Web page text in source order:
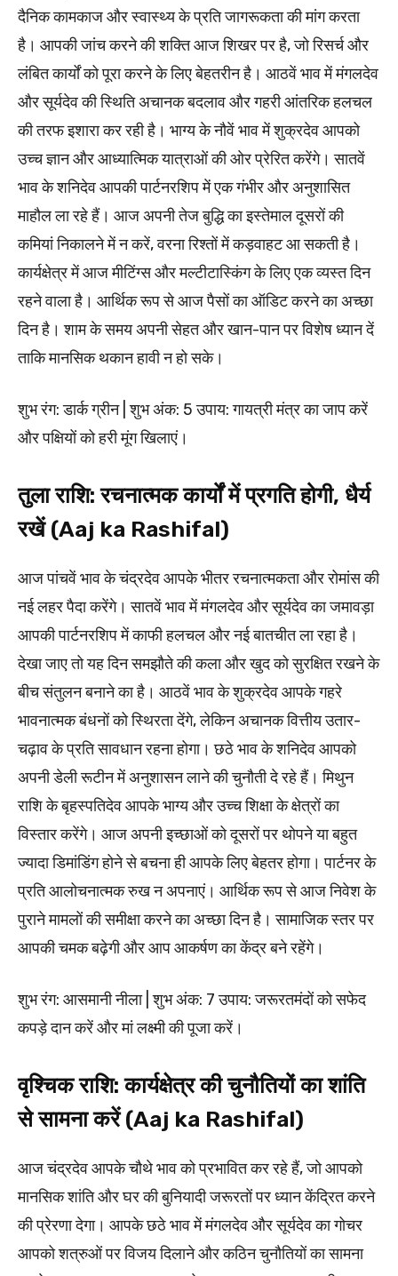
दैनिक कामकाज और स्वास्थ्य के प्रति जागरूकता की मांग करता
है। आपकी जांच करने की शक्ति आज शिखर पर है, जो रिसर्च और
लंबित कार्यों को पूरा करने के लिए बेहतरीन है। आठवें भाव में मंगलदेव
और सूर्यदेव की स्थिति अचानक बदलाव और गहरी आंतरिक हलचल
की तरफ इशारा कर रही है। भाग्य के नौवें भाव में शुक्रदेव आपको
उच्च ज्ञान और आध्यात्मिक यात्राओं की ओर प्रेरित करेंगे। सातवें
भाव के शनिदेव आपकी पार्टनरशिप में एक गंभीर और अनुशासित
माहौल ला रहे हैं। आज अपनी तेज बुद्धि का इस्तेमाल दूसरों की
कमियां निकालने में न करें, वरना रिश्तों में कड़वाहट आ सकती है।
कार्यक्षेत्र में आज मीटिंग्स और मल्टीटास्किंग के लिए एक व्यस्त दिन
रहने वाला है। आर्थिक रूप से आज पैसों का ऑडिट करने का अच्छा
दिन है। शाम के समय अपनी सेहत और खान-पान पर विशेष ध्यान दें
ताकि मानसिक थकान हावी न हो सके।
शुभ रंग: डार्क ग्रीन | शुभ अंक: 5 उपाय: गायत्री मंत्र का जाप करें
और पक्षियों को हरी मूंग खिलाएं।
तुला राशि: रचनात्मक कार्यों में प्रगति होगी, धैर्य
रखें (Aaj ka Rashifal)
आज पांचवें भाव के चंद्रदेव आपके भीतर रचनात्मकता और रोमांस की
नई लहर पैदा करेंगे। सातवें भाव में मंगलदेव और सूर्यदेव का जमावड़ा
आपकी पार्टनरशिप में काफी हलचल और नई बातचीत ला रहा है।
देखा जाए तो यह दिन समझौते की कला और खुद को सुरक्षित रखने के
बीच संतुलन बनाने का है। आठवें भाव के शुक्रदेव आपके गहरे
भावनात्मक बंधनों को स्थिरता देंगे, लेकिन अचानक वित्तीय उतार-
चढ़ाव के प्रति सावधान रहना होगा। छठे भाव के शनिदेव आपको
अपनी डेली रूटीन में अनुशासन लाने की चुनौती दे रहे हैं। मिथुन
राशि के बृहस्पतिदेव आपके भाग्य और उच्च शिक्षा के क्षेत्रों का
विस्तार करेंगे। आज अपनी इच्छाओं को दूसरों पर थोपने या बहुत
ज्यादा डिमांडिंग होने से बचना ही आपके लिए बेहतर होगा। पार्टनर के
प्रति आलोचनात्मक रुख न अपनाएं। आर्थिक रूप से आज निवेश के
पुराने मामलों की समीक्षा करने का अच्छा दिन है। सामाजिक स्तर पर
आपकी चमक बढ़ेगी और आप आकर्षण का केंद्र बने रहेंगे।
शुभ रंग: आसमानी नीला | शुभ अंक: 7 उपाय: जरूरतमंदों को सफेद
कपड़े दान करें और मां लक्ष्मी की पूजा करें।
वृश्चिक राशि: कार्यक्षेत्र की चुनौतियों का शांति
से सामना करें (Aaj ka Rashifal)
आज चंद्रदेव आपके चौथे भाव को प्रभावित कर रहे हैं, जो आपको
मानसिक शांति और घर की बुनियादी जरूरतों पर ध्यान केंद्रित करने
की प्रेरणा देगा। आपके छठे भाव में मंगलदेव और सूर्यदेव का गोचर
आपको शत्रुओं पर विजय दिलाने और कठिन चुनौतियों का सामना